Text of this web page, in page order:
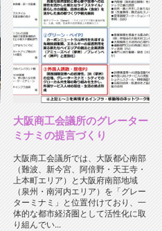
大阪商工会議所のグレーター
ミナミの提言づくり
大阪商工会議所では、大阪都心南部
（難波、新今宮、阿倍野・天王寺・
上本町エリア）と大阪府南部地域
（泉州・南河内エリア）を「グレー
ターミナミ」と位置付けており、一
体的な都市経済圏として活性化に取
り組んでい...